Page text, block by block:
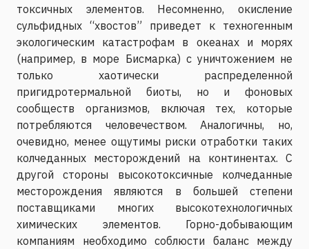
токсичных элементов. Несомненно, окисление
сульфидных “хвостов” приведет к техногенным
экологическим катастрофам в океанах и морях
(например, в море Бисмарка) с уничтожением не
только хаотически распределенной
пригидротермальной биоты, но и фоновых
сообществ организмов, включая тех, которые
потребляются человечеством. Аналогичны, но,
очевидно, менее ощутимы риски отработки таких
колчеданных месторождений на континентах. С
другой стороны высокотоксичные колчеданные
месторождения являются в большей степени
поставщиками многих высокотехнологичных
химических элементов. Горно-добывающим
компаниям необходимо соблюсти баланс между